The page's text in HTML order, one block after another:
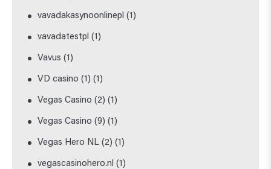
vavadakasynoonlinepl (1)
vavadatestpl (1)
Vavus (1)
VD casino (1) (1)
Vegas Casino (2) (1)
Vegas Casino (9) (1)
Vegas Hero NL (2) (1)
vegascasinohero.nl (1)